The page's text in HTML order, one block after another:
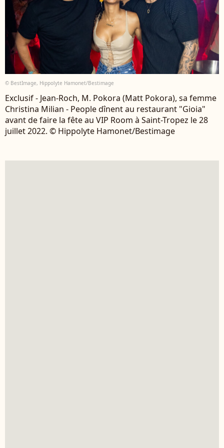
© BestImage, Hippolyte Hamonet/Bestimage
Exclusif - Jean-Roch, M. Pokora (Matt Pokora), sa femme
Christina Milian - People dînent au restaurant "Gioia"
avant de faire la fête au VIP Room à Saint-Tropez le 28
juillet 2022. © Hippolyte Hamonet/Bestimage